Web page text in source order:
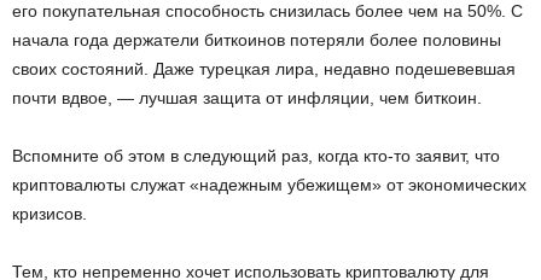
его покупательная способность снизилась более чем на 50%. С
начала года держатели биткоинов потеряли более половины
своих состояний. Даже турецкая лира, недавно подешевевшая
почти вдвое, — лучшая защита от инфляции, чем биткоин.
Вспомните об этом в следующий раз, когда кто-то заявит, что
криптовалюты служат «надежным убежищем» от экономических
кризисов.
Тем, кто непременно хочет использовать криптовалюту для